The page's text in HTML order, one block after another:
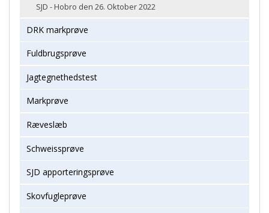
SJD - Hobro den 26. Oktober 2022
DRK markprøve
Fuldbrugsprøve
Jagtegnethedstest
Markprøve
Ræveslæb
Schweissprøve
SJD apporteringsprøve
Skovfugleprøve